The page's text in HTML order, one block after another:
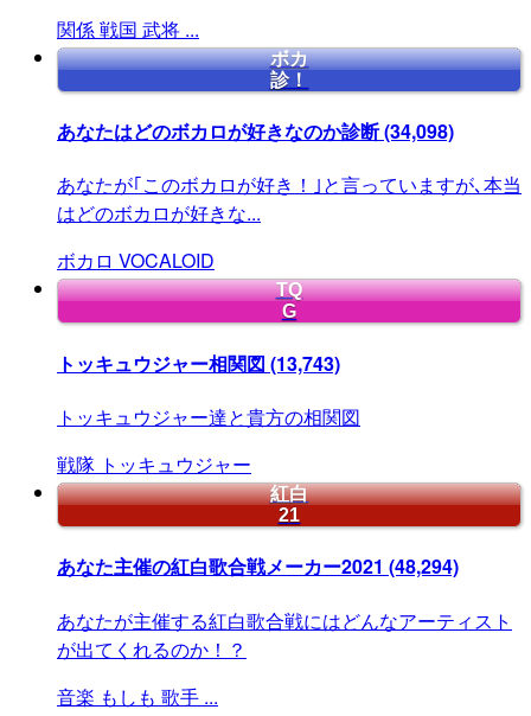
関係戦国 武将 ...
ボカ
診！
あなたはどのボカロが好きなのか診断(34,098)
あなたが｢このボカロが好き！｣と言っていますが､本当
はどのボカロが好きな...
ボカロ VOCALOID
TQ
G
トッキュウジャー相関図 (13,743)
トッキュウジャー達と貴方の相関図
戦隊 トッキュウジャー
紅白
21
あなた主催の紅白歌合戦メーカー2021 (48,294)
あなたが主催する紅白歌合戦にはどんなアーティスト
が出てくれるのか！？
音楽 もしも 歌手 ...